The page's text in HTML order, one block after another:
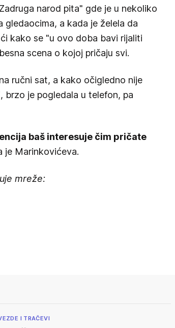
narod pita" gde je u nekoliko
gledaocima, a kada je želela da
kako se "u ovo doba bavi rijaliti
scena o kojoj pričaju svi.
ručni sat, a kako očigledno nije
brzo je pogledala u telefon, pa
baš interesuje čim pričate
je Marinkovićeva.
mreže:
I TRAČEVI